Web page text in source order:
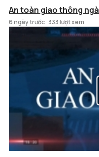
An toàn giao thông
6 ngày trước 333 lượt xem